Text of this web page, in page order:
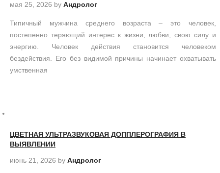
мая 25, 2026 by Андролог
Типичный мужчина среднего возраста – это человек,
постепенно теряющий интерес к жизни, любви, свою силу и
энергию. Человек действия становится человеком
бездействия. Его без видимой причины начинает охватывать
умственная
ЦВЕТНАЯ УЛЬТРАЗВУКОВАЯ ДОППЛЕРОГРАФИЯ В
ВЫЯВЛЕНИИ
июнь 21, 2026 by Андролог